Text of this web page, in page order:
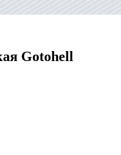
Gotohell